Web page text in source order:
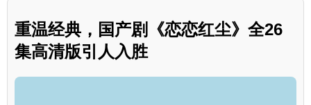
重温经典，国产剧《恋恋红尘》全26
集高清版引人入胜